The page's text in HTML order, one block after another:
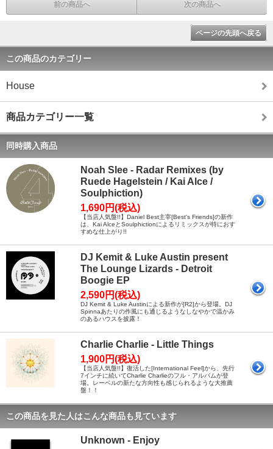
前の商品へ 次の商品へ
ページの先頭へ戻る
この商品のカテゴリー
House
商品カテゴリー一覧
同時購入商品
Noah Slee - Radar Remixes (by
Ruede Hagelstein / Kai Alce /
Soulphiction)
1,690円(税込)
【当店人気盤!!】Daniel Best主宰[Best's Friends]の新作
は、Kai AlceとSoulphictionによるリミックスが特におす
すめな仕上がり!!
DJ Kemit & Luke Austin present
The Lounge Lizards - Detroit
Boogie EP
2,590円(税込)
DJ Kemit & Luke Austinによる新作が[R2]から登場。DJ
Spinnaあたりの作風にも通じるようなしなやかで温かみ
のあるハウスを披露！
Charlie Charlie - Little Things
1,900円(税込)
【当店人気盤!!】復活した[International Feel]から、先行
7インチに続いてCharlie Charlieのフル・アルバムが登
場。レーベルの新たな方向性も感じられるような大推薦
盤！！
この商品を見た人はこんな商品も見ています
Unknown - Enjoy